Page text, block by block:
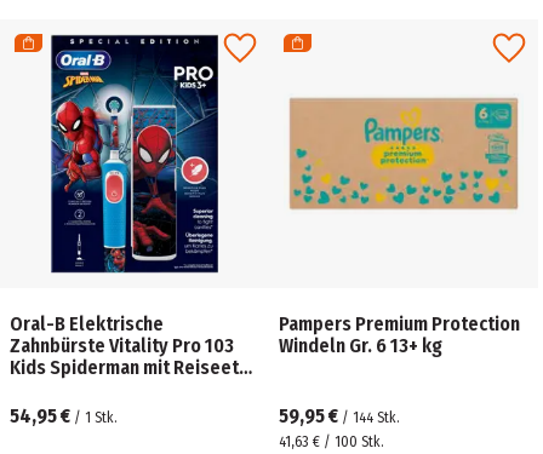
Oral-B Elektrische
Zahnbürste Vitality Pro 103
Kids Spiderman mit Reiseetui,
54,95 € / 1 Stk.
Pampers Premium Protection
Windeln Gr. 6 13+ kg
59,95 € / 144 Stk.
41,63 € / 100 Stk.